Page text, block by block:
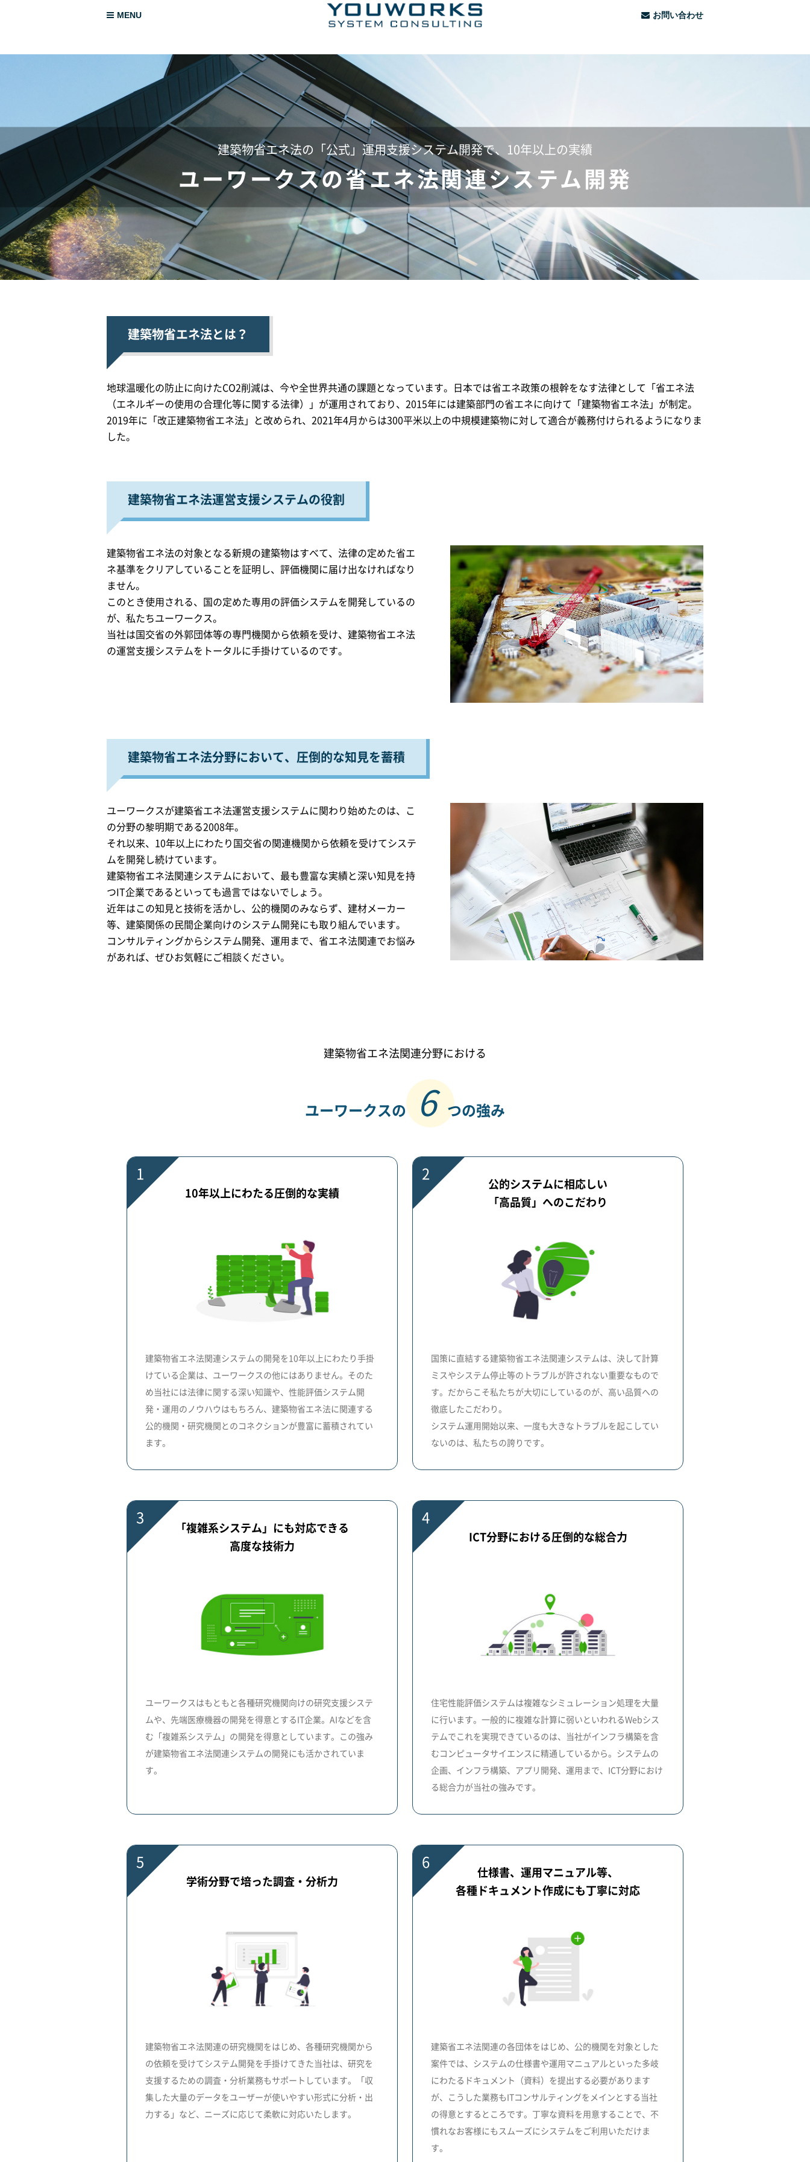
MENU お問い合わせ
建築物省エネ法の「公式」運用支援システム開発で、 10年以上の実績
ユーワークスの省エネ法関連システム開発
建築物省エネ法とは？
地球温暖化の防止に向けたCO2削減は、今や全世界共通の課題となっています。日本では省エネ政策の根幹をなす法律として「省エネ法
（エネルギーの使用の合理化等に関する法律）」が運用されており、2015年には建築部門の省エネに向けて「建築物省エネ法」が制定。
2019年に「改正建築物省エネ法」と改められ、2021年4月からは300平米以上の中規模建築物に対して適合が義務付けられるようになりま
した。
建築物省エネ法運営支援システムの役割
建築物省エネ法の対象となる新規の建築物はすべて、法律の定めた省エ
ネ基準をクリアしていることを証明し、評価機関に届け出なければなり
ません。
このとき使用される、国の定めた専用の評価システムを開発しているの
が、私たちユーワークス。
当社は国交省の外郭団体等の専門機関から依頼を受け、建築物省エネ法
の運営支援システムをトータルに手掛けているのです。
建築物省エネ法分野において、圧倒的な知見を蓄積
ユーワークスが建築省エネ法運営支援システムに関わり始めたのは、こ
の分野の黎明期である2008年。
それ以来、10年以上にわたり国交省の関連機関から依頼を受けてシステ
ムを開発し続けています。
建築物省エネ法関連システムにおいて、最も豊富な実績と深い知見を持
つIT企業であるといっても過言ではないでしょう。
近年はこの知見と技術を活かし、公的機関のみならず、建材メーカー
等、建築関係の民間企業向けのシステム開発にも取り組んでいます。
コンサルティングからシステム開発、運用まで、省エネ法関連でお悩み
があれば、ぜひお気軽にご相談ください。
建築物省エネ法関連分野における
ユーワークスの 6 つの強み
1
10年以上にわたる圧倒的な実績
建築物省エネ法関連システムの開発を10年以上にわたり手掛
けている企業は、ユーワークスの他にはありません。そのた
め当社には法律に関する深い知識や、性能評価システム開
発・運用のノウハウはもちろん、建築物省エネ法に関連する
公的機関・研究機関とのコネクションが豊富に蓄積されてい
ます。
2
公的システムに相応しい
「高品質」へのこだわり
国策に直結する建築物省エネ法関連システムは、決して計算
ミスやシステム停止等のトラブルが許されない重要なもので
す。だからこそ私たちが大切にしているのが、高い品質への
徹底したこだわり。
システム運用開始以来、一度も大きなトラブルを起こしてい
ないのは、私たちの誇りです。
3
「複雑系システム」にも対応できる
高度な技術力
ユーワークスはもともと各種研究機関向けの研究支援システ
ムや、先端医療機器の開発を得意とするIT企業。AIなどを含
む「複雑系システム」の開発を得意としています。この強み
が建築物省エネ法関連システムの開発にも活かされていま
す。
4
ICT分野における圧倒的な総合力
住宅性能評価システムは複雑なシミュレーション処理を大量
に行います。一般的に複雑な計算に弱いといわれるWebシス
テムでこれを実現できているのは、当社がインフラ構築を含
むコンピュータサイエンスに精通しているから。システムの
企画、インフラ構築、アプリ開発、運用まで、ICT分野におけ
る総合力が当社の強みです。
5
学術分野で培った調査・分析力
建築物省エネ法関連の研究機関をはじめ、各種研究機関から
の依頼を受けてシステム開発を手掛けてきた当社は、研究を
支援するための調査・分析業務もサポートしています。「収
集した大量のデータをユーザーが使いやすい形式に分析・出
力する」など、ニーズに応じて柔軟に対応いたします。
6
仕様書、運用マニュアル等、
各種ドキュメント作成にも丁寧に対応
建築省エネ法関連の各団体をはじめ、公的機関を対象とした
案件では、システムの仕様書や運用マニュアルといった多岐
にわたるドキュメント（資料）を提出する必要があります
が、こうした業務もITコンサルティングをメインとする当社
の得意とするところです。丁寧な資料を用意することで、不
慣れなお客様にもスムーズにシステムをご利用いただけま
す。